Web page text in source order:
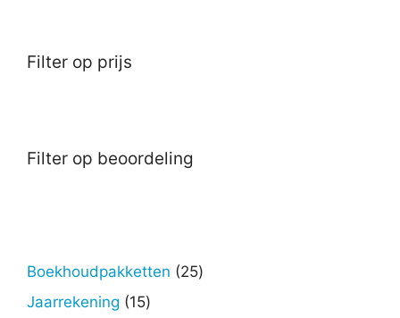
Filter op prijs
Filter op beoordeling
Boekhoudpakketten 2525
Jaarrekening 1515